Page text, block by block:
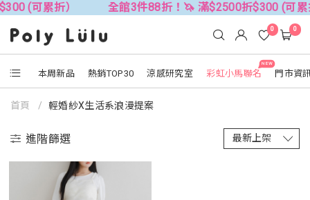
(可累折） 全館3件88折！🦄 滿$2500折$300 (可累
本周新品 熱銷TOP30 涼感研究室
NEW
彩虹小馬聯名 門市資
0 0
首頁 輕婚紗X生活系浪漫提案
進階篩選